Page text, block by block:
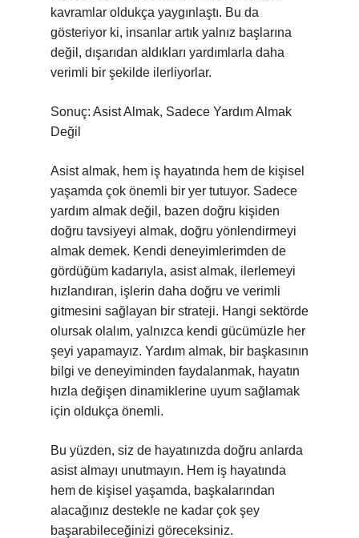
kavramlar oldukça yaygınlaştı. Bu da
gösteriyor ki, insanlar artık yalnız başlarına
değil, dışarıdan aldıkları yardımlarla daha
verimli bir şekilde ilerliyorlar.
Sonuç: Asist Almak, Sadece Yardım Almak
Değil
Asist almak, hem iş hayatında hem de kişisel
yaşamda çok önemli bir yer tutuyor. Sadece
yardım almak değil, bazen doğru kişiden
doğru tavsiyeyi almak, doğru yönlendirmeyi
almak demek. Kendi deneyimlerimden de
gördüğüm kadarıyla, asist almak, ilerlemeyi
hızlandıran, işlerin daha doğru ve verimli
gitmesini sağlayan bir strateji. Hangi sektörde
olursak olalım, yalnızca kendi gücümüzle her
şeyi yapamayız. Yardım almak, bir başkasının
bilgi ve deneyiminden faydalanmak, hayatın
hızla değişen dinamiklerine uyum sağlamak
için oldukça önemli.
Bu yüzden, siz de hayatınızda doğru anlarda
asist almayı unutmayın. Hem iş hayatında
hem de kişisel yaşamda, başkalarından
alacağınız destekle ne kadar çok şey
başarabileceğinizi göreceksiniz.